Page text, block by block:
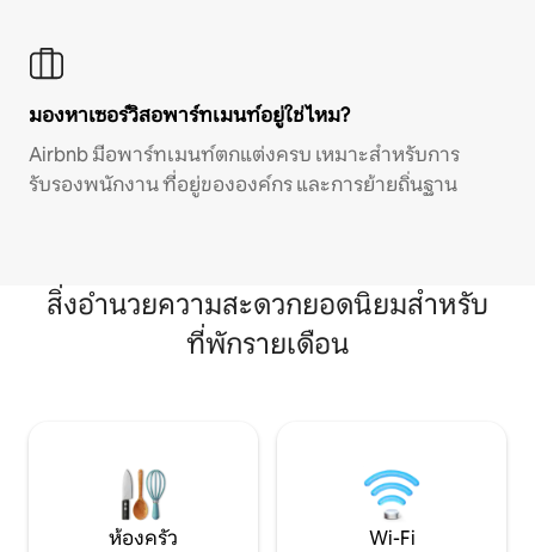
มองหาเซอร์วิสอพาร์ทเมนท์อยู่ใช่ไหม?
Airbnb มีอพาร์ทเมนท์ตกแต่งครบ เหมาะสำหรับการ
รับรองพนักงาน ที่อยู่ขององค์กร และการย้ายถิ่นฐาน
สิ่งอำนวยความสะดวกยอดนิยมสำหรับ
ที่พักรายเดือน
ห้องครัว Wi-Fi